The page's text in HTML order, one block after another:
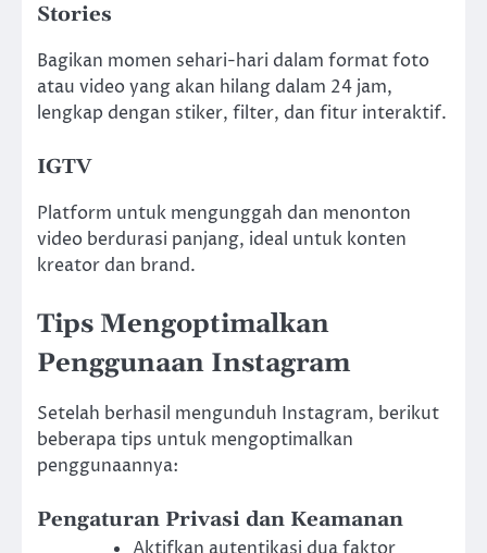
Stories
Bagikan momen sehari-hari dalam format foto
atau video yang akan hilang dalam 24 jam,
lengkap dengan stiker, filter, dan fitur interaktif.
IGTV
Platform untuk mengunggah dan menonton
video berdurasi panjang, ideal untuk konten
kreator dan brand.
Tips Mengoptimalkan
Penggunaan Instagram
Setelah berhasil mengunduh Instagram, berikut
beberapa tips untuk mengoptimalkan
penggunaannya:
Pengaturan Privasi dan Keamanan